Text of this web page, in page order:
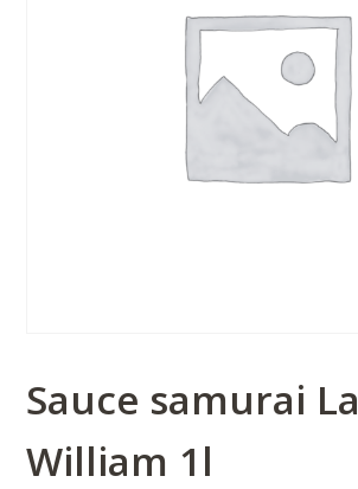
Sauce samurai La
William 1l